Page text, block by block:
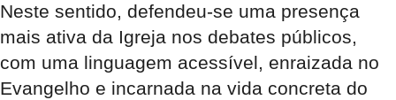
Neste sentido, defendeu-se uma presença
mais ativa da Igreja nos debates públicos,
com uma linguagem acessível, enraizada no
Evangelho e incarnada na vida concreta do